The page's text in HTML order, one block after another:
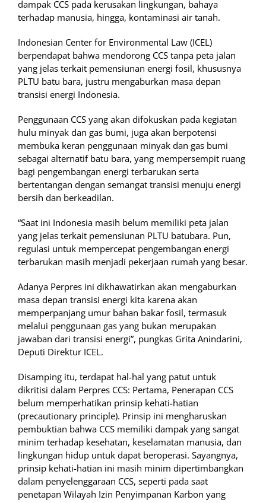
dampak CCS pada kerusakan lingkungan, bahaya
terhadap manusia, hingga, kontaminasi air tanah.
Indonesian Center for Environmental Law (ICEL)
berpendapat bahwa mendorong CCS tanpa peta jalan
yang jelas terkait pemensiunan energi fosil, khususnya
PLTU batu bara, justru mengaburkan masa depan
transisi energi Indonesia.
Penggunaan CCS yang akan difokuskan pada kegiatan
hulu minyak dan gas bumi, juga akan berpotensi
membuka keran penggunaan minyak dan gas bumi
sebagai alternatif batu bara, yang mempersempit ruang
bagi pengembangan energi terbarukan serta
bertentangan dengan semangat transisi menuju energi
bersih dan berkeadilan.
“Saat ini Indonesia masih belum memiliki peta jalan
yang jelas terkait pemensiunan PLTU batubara. Pun,
regulasi untuk mempercepat pengembangan energi
terbarukan masih menjadi pekerjaan rumah yang besar.
Adanya Perpres ini dikhawatirkan akan mengaburkan
masa depan transisi energi kita karena akan
memperpanjang umur bahan bakar fosil, termasuk
melalui penggunaan gas yang bukan merupakan
jawaban dari transisi energi”, pungkas Grita Anindarini,
Deputi Direktur ICEL.
Disamping itu, terdapat hal-hal yang patut untuk
dikritisi dalam Perpres CCS: Pertama, Penerapan CCS
belum memperhatikan prinsip kehati-hatian
(precautionary principle). Prinsip ini mengharuskan
pembuktian bahwa CCS memiliki dampak yang sangat
minim terhadap kesehatan, keselamatan manusia, dan
lingkungan hidup untuk dapat beroperasi. Sayangnya,
prinsip kehati-hatian ini masih minim dipertimbangkan
dalam penyelenggaraan CCS, seperti pada saat
penetapan Wilayah Izin Penyimpanan Karbon yang